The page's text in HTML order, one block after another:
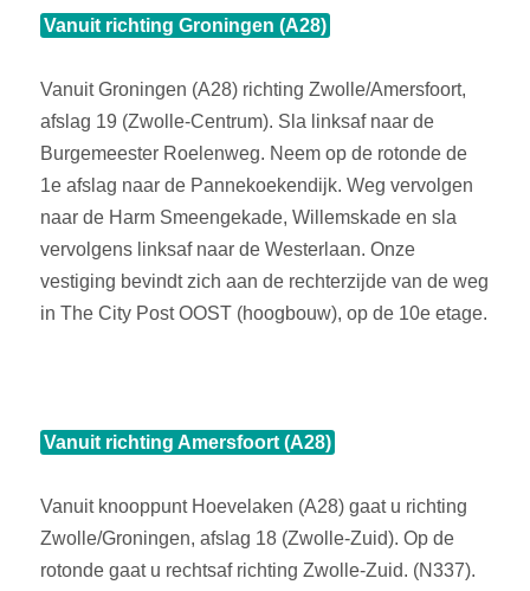
Vanuit richting Groningen (A28)
Vanuit Groningen (A28) richting Zwolle/Amersfoort,
afslag 19 (Zwolle-Centrum). Sla linksaf naar de
Burgemeester Roelenweg. Neem op de rotonde de
1e afslag naar de Pannekoekendijk. Weg vervolgen
naar de Harm Smeengekade, Willemskade en sla
vervolgens linksaf naar de Westerlaan. Onze
vestiging bevindt zich aan de rechterzijde van de weg
in The City Post OOST (hoogbouw), op de 10e etage.
Vanuit richting Amersfoort (A28)
Vanuit knooppunt Hoevelaken (A28) gaat u richting
Zwolle/Groningen, afslag 18 (Zwolle-Zuid). Op de
rotonde gaat u rechtsaf richting Zwolle-Zuid. (N337).